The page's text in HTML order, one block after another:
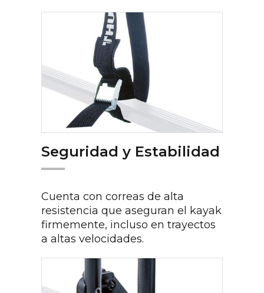
Seguridad y Estabilidad
Cuenta con correas de alta
resistencia que aseguran el kayak
firmemente, incluso en trayectos
a altas velocidades.